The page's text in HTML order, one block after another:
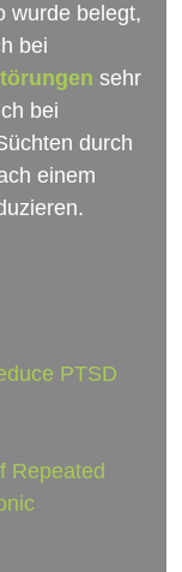
wurde belegt,
bei
sehr
bei
durch
einem
PTSD
Repeated